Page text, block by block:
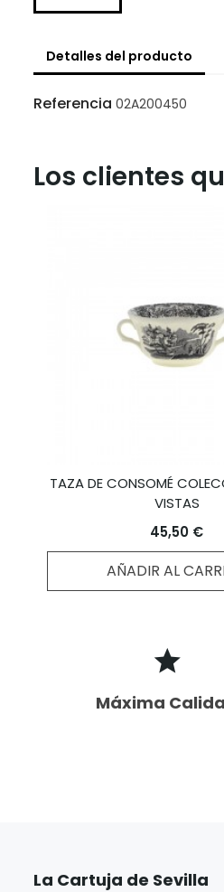
Detalles del producto
Referencia 02A200450
Los clientes
TAZA DE CONSOMÉ
VISTAS
45,50 €
AÑADIR AL
Máxima
La Cartuja de Sevilla